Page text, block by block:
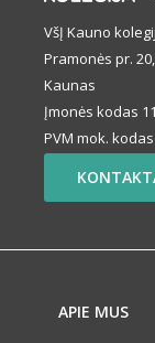
VšĮ Kauno
Pramonės pr.
Kaunas
Įmonės kodas
PVM mok. kodas
APIE MUS